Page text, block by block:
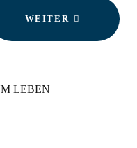
WEITER
LEBEN